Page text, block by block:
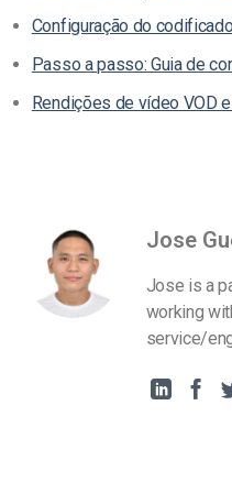
Configuração do
Passo a passo: Guia de
Rendições de vídeo VOD
Jose
Jose is a
working
service/